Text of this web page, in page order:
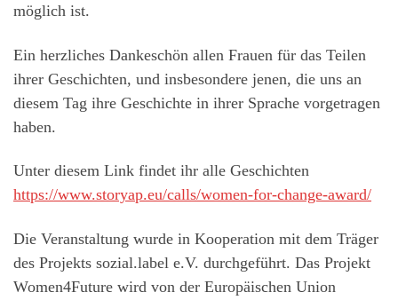
möglich ist.
Ein herzliches Dankeschön allen Frauen für das Teilen
ihrer Geschichten, und insbesondere jenen, die uns an
diesem Tag ihre Geschichte in ihrer Sprache vorgetragen
haben.
Unter diesem Link findet ihr alle Geschichten
https://www.storyap.eu/calls/women-for-change-award/
Die Veranstaltung wurde in Kooperation mit dem Träger
des Projekts sozial.label e.V. durchgeführt. Das Projekt
Women4Future wird von der Europäischen Union